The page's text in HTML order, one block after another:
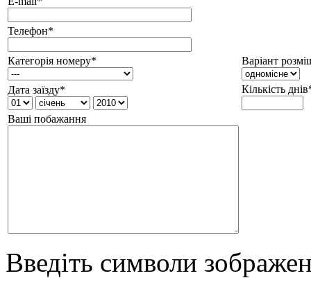
Телефон*
Категорія номеру* Варіант
Дата заїзду* Кількість
Ваші побажання
Введіть символи